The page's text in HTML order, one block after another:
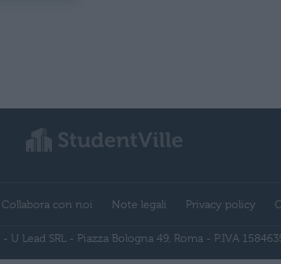
Collabora con noi Note legali Privacy policy
U Lead SRL - Piazza Bologna 49, Roma - P.IVA